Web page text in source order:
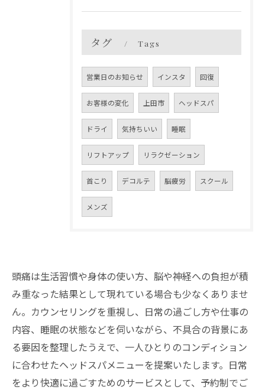
タグ Tags
営業日のお知らせ インスタ 回復
お客様の変化 上田市 ヘッドスパ
ドライ 気持ちいい 睡眠
リフトアップ リラクゼーション
首こり デコルテ 脳疲労 スクール
メンズ
頭痛は生活習慣や身体の使い方、脳や神経への負担が積
み重なった結果として現れている場合も少なくありませ
ん。カウンセリングを重視し、日常の過ごし方や仕事の
内容、睡眠の状態などを伺いながら、不具合の背景にあ
る要因を整理したうえで、一人ひとりのコンディション
に合わせたヘッドスパメニューを提案いたします。日常
をより快適に過ごすためのサービスとして、予約制でご